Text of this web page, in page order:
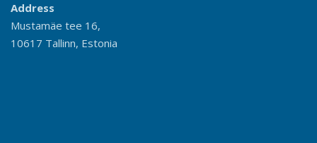
Address
Mustamäe tee 16,
10617 Tallinn, Estonia